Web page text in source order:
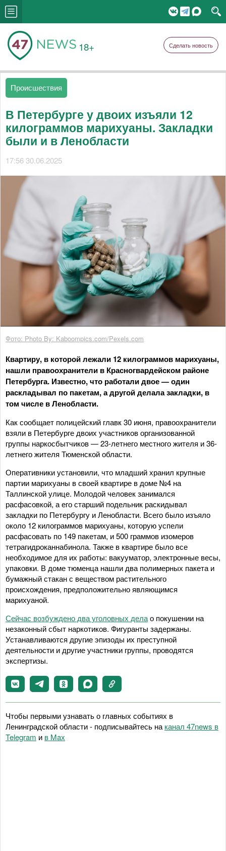
18+ Сделать новость
Происшествия
В Петербурге у двоих изъяли 12
килограммов марихуаны. Закладки
были и в Ленобласти
17:56 30.06.2025
Фото: Photo By: Kaboompics.com/Pexels.com
Квартиру, в которой лежали 12 килограммов марихуаны,
нашли правоохранители в Красногвардейском районе
Петербурга. Известно, что работали двое — один
раскладывал по пакетам, а другой делала закладки, в
том числе в Ленобласти.
Как сообщает полицейский главк 30 июня, правоохранители
взяли в Петербурге двоих участников организованной
группы наркосбытчиков — 23-летнего местного жителя и 36-
летнего жителя Тюменской области.
Оперативники установили, что младший хранил крупные
партии марихуаны в своей квартире в доме №4 на
Таллинской улице. Молодой человек занимался
расфасовкой, а его старший подельник раскидывал
закладки по Петербургу и Ленобласти. Всего было изъяло
около 12 килограммов марихуаны, которую успели
расфасовать по 149 пакетам, и 500 граммов изомеров
тетрагидроканнабинола. Также в квартире было все
необходимое для их работы: вакууматор, электронные весы,
упаковки. В доме тюменца нашли два полимерных пакета и
бумажный стакан с веществом растительного
происхождения, предположительно являющимся
марихуаной.
Сейчас возбуждено два уголовных делао покушении на
незаконный сбыт наркотиков. Фигуранты задержаны.
Устанавливаются другие эпизоды их преступной
деятельности и другие участники группы, проводятся
экспертизы.
Чтобы первыми узнавать о главных событиях в
Ленинградской области - подписывайтесь на канал 47news в
Telegram и в Maх